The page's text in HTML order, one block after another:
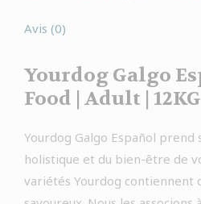
Avis (0)
Yourdog Galgo
Food | Adult | 12KG
Yourdog Galgo Español prend
holistique et du bien-être de
variétés Yourdog contiennent